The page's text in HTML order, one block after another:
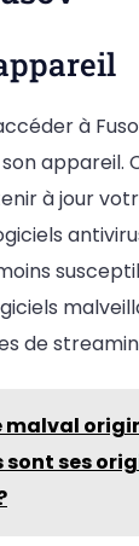
à
appareil.
à jour
de
malval
ses